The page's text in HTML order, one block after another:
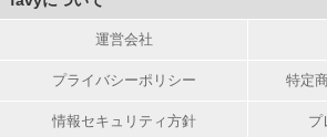
運営会社
プライバシーポリシー 特定
情報セキュリティ方針 プ